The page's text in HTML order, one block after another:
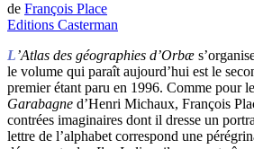
de François Place
Editions Casterman
L’Atlas des géographies d’Orbæ
le volume qui paraît aujourd’hui est le
premier étant paru en 1996. Comme pour le
Garabagne d’Henri Michaux, François
contrées imaginaires dont il dresse un
lettre de l’alphabet correspond une